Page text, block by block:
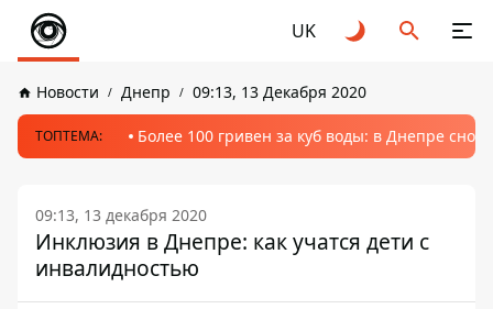
UK
Новости Днепр 09:13, 13 Декабря 2020
ТОПТЕМА: Более 100 гривен за куб воды: в Днепре
09:13, 13 декабря 2020
Инклюзия в Днепре: как учатся дети с
инвалидностью